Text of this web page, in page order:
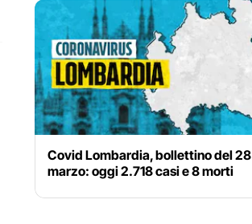
Covid Lombardia, bollettino del 28
marzo: oggi 2.718 casi e 8 morti